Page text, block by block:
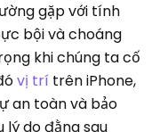
gặp với tính
bội và choáng
khi chúng ta cố
vị trí trên iPhone,
an toàn và bảo
lý do đằng sau